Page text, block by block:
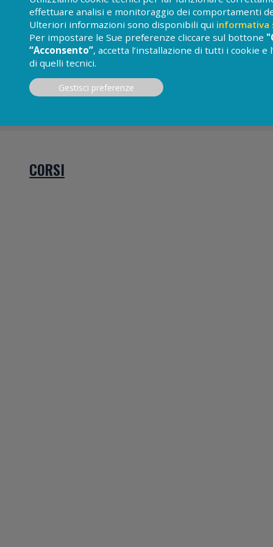
Indirizzo
Via L. Beccali, 7
20162 - Milano - MI
Tel 0266103113
Fax 0266118268
Tram
CORSI
effettuare analisi e monitoraggio dei comportamenti
Ulteriori informazioni sono disponibili qui informativa
Per impostare le Sue preferenze cliccare sul bottone
“Acconsento”, accetta l’installazione di tutti i cookie
di quelli tecnici.
Gestisci preferenze